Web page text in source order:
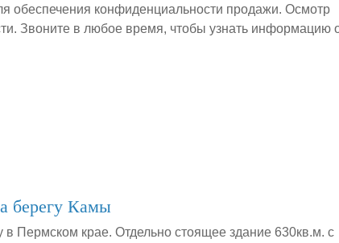
обеспечения конфиденциальности продажи. Осмотр
Звоните в любое время, чтобы узнать информацию
берегу Камы
в Пермском крае. Отдельно стоящее здание 630кв.м. с